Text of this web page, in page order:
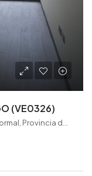
(VE0326)